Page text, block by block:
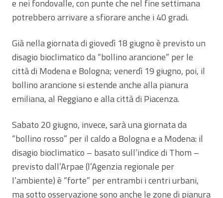
e nei fondovalle, con punte che nel fine settimana
potrebbero arrivare a sfiorare anche i 40 gradi.
Già nella giornata di giovedì 18 giugno è previsto un
disagio bioclimatico da “bollino arancione” per le
città di Modena e Bologna; venerdì 19 giugno, poi, il
bollino arancione si estende anche alla pianura
emiliana, al Reggiano e alla città di Piacenza.
Sabato 20 giugno, invece, sarà una giornata da
“bollino rosso” per il caldo a Bologna e a Modena: il
disagio bioclimatico – basato sull’indice di Thom –
previsto dall’Arpae (l’Agenzia regionale per
l’ambiente) è “forte” per entrambi i centri urbani,
ma sotto osservazione sono anche le zone di pianura